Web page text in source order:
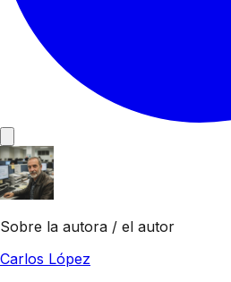
Sobre la autora / el autor
Carlos López